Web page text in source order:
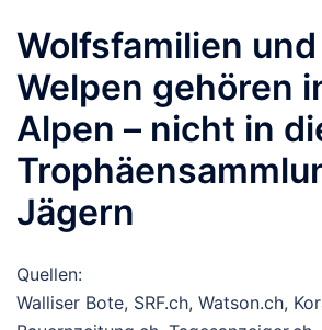
Wolfsfamilien
Welpen gehören
Alpen – nicht in
Jägern
Quellen:
Walliser Bote, SRF.ch, Watson.ch,